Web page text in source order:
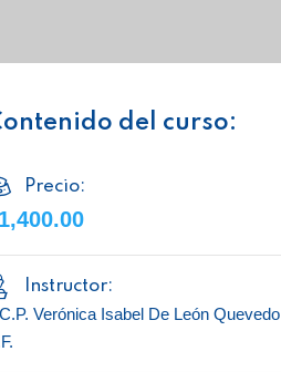
del curso:
Precio:
Instructor:
Verónica Isabel De León Quevedo